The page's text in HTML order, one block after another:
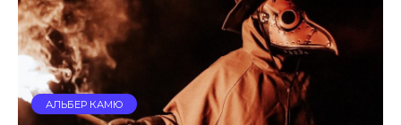
АЛЬБЕР КАМЮ